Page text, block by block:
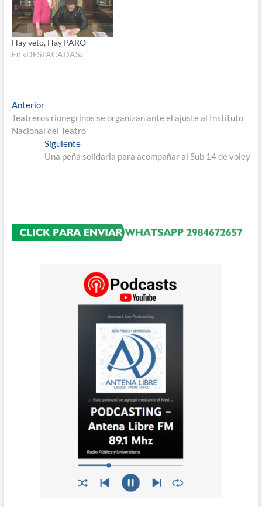
Hay veto, Hay PARO
En «DESTACADAS»
Navegación
de
entradas
AnteriorEntrada
anterior:
Teatreros rionegrinos se organizan ante el ajuste al Instituto
Nacional del Teatro
SiguienteEntrada
siguiente:
Una peña solidaria para acompañar al Sub 14 de voley